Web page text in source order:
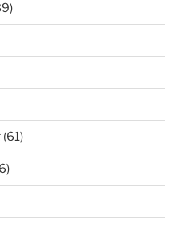
(61)